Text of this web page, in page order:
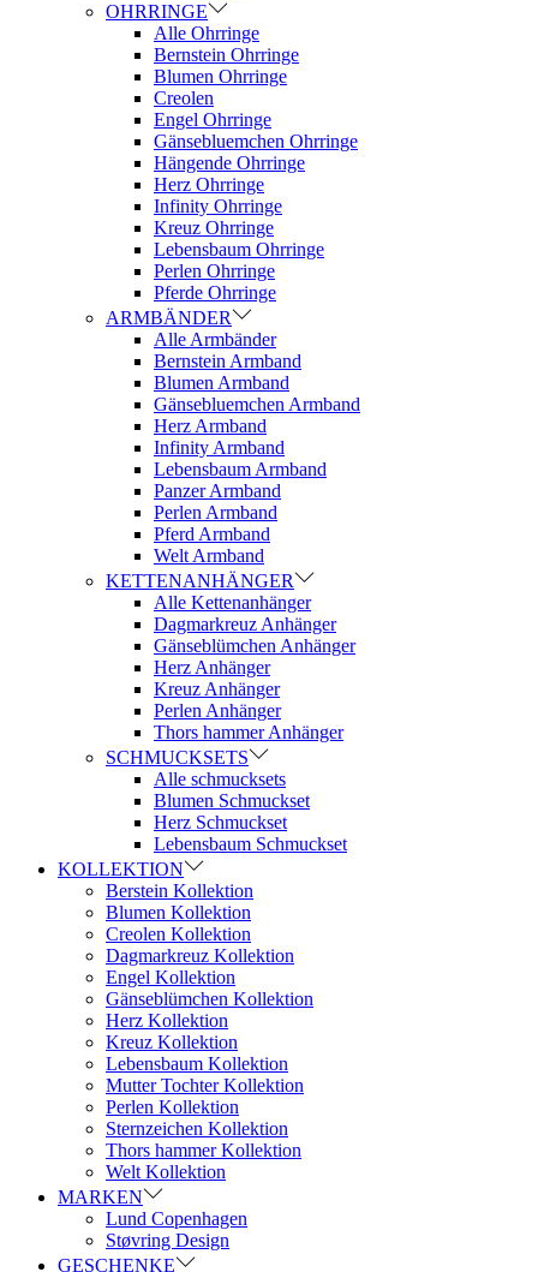
OHRRINGE
Alle Ohrringe
Bernstein Ohrringe
Blumen Ohrringe
Creolen
Engel Ohrringe
Gänsebluemchen Ohrringe
Hängende Ohrringe
Herz Ohrringe
Infinity Ohrringe
Kreuz Ohrringe
Lebensbaum Ohrringe
Perlen Ohrringe
Pferde Ohrringe
ARMBÄNDER
Alle Armbänder
Bernstein Armband
Blumen Armband
Gänsebluemchen Armband
Herz Armband
Infinity Armband
Lebensbaum Armband
Panzer Armband
Perlen Armband
Pferd Armband
Welt Armband
KETTENANHÄNGER
Alle Kettenanhänger
Dagmarkreuz Anhänger
Gänseblümchen Anhänger
Herz Anhänger
Kreuz Anhänger
Perlen Anhänger
Thors hammer Anhänger
SCHMUCKSETS
Alle schmucksets
Blumen Schmuckset
Herz Schmuckset
Lebensbaum Schmuckset
KOLLEKTION
Berstein Kollektion
Blumen Kollektion
Creolen Kollektion
Dagmarkreuz Kollektion
Engel Kollektion
Gänseblümchen Kollektion
Herz Kollektion
Kreuz Kollektion
Lebensbaum Kollektion
Mutter Tochter Kollektion
Perlen Kollektion
Sternzeichen Kollektion
Thors hammer Kollektion
Welt Kollektion
MARKEN
Lund Copenhagen
Støvring Design
GESCHENKE